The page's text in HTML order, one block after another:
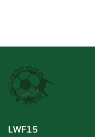
LWF15